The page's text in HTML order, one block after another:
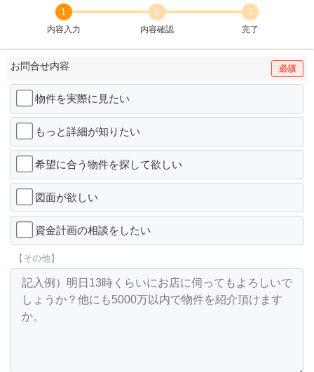
1
内容入力
2
内容確認
3
完了
お問合せ内容 必須
物件を実際に見たい
もっと詳細が知りたい
希望に合う物件を探して欲しい
図面が欲しい
資金計画の相談をしたい
【その他】